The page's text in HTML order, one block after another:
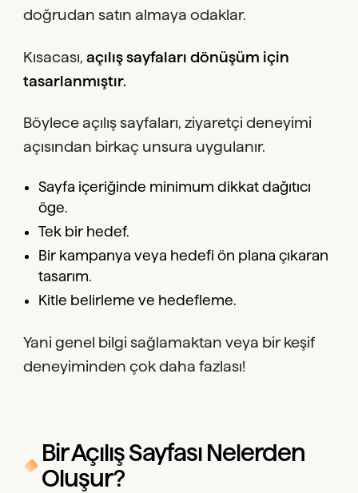
doğrudan satın almaya odaklar.
Kısacası,açılış sayfaları dönüşüm için
tasarlanmıştır.
Böylece açılış sayfaları, ziyaretçi deneyimi
açısından birkaç unsura uygulanır.
Sayfa içeriğinde minimum dikkat dağıtıcı
öge.
Tek bir hedef.
Bir kampanya veya hedefi ön plana çıkaran
tasarım.
Kitle belirleme ve hedefleme.
Yani genel bilgi sağlamaktan veya bir keşif
deneyiminden çok daha fazlası!
Bir Açılış Sayfası Nelerden
Oluşur?